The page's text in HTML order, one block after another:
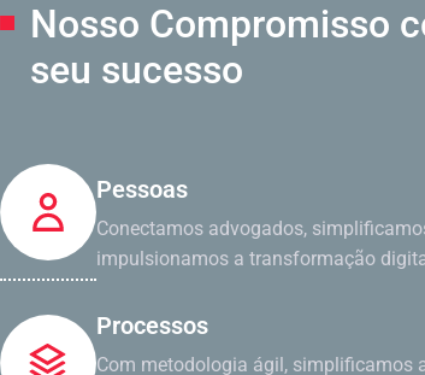
Nosso Compromisso
seu sucesso
Pessoas
Conectamos advogados,
impulsionamos a transformação
Processos
Com metodologia ágil, simplificamos